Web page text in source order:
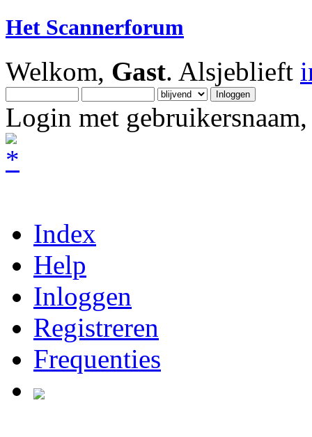
Het Scannerforum
Welkom, Gast. Alsjeblieft
Login met
Index
Help
Inloggen
Registreren
Frequenties